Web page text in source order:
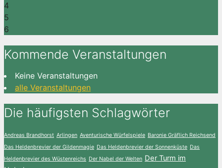
4
5
6
Kommende Veranstaltungen
Keine Veranstaltungen
alle Veranstaltungen
Die häufigsten Schlagwörter
Andreas Brandhorst Arlingen Aventurische Würfelspiele Baronie Gräflich Reichsend
Das Heldenbrevier der Gildenmagie Das Heldenbrevier der Sonnenküste Das
Heldenbrevier des Wüstenreichs Der Nabel der Welten Der Turm im